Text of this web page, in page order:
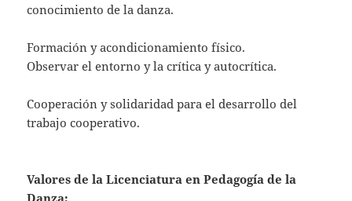
conocimiento de la danza.
Formación y acondicionamiento físico.
Observar el entorno y la crítica y autocrítica.
Cooperación y solidaridad para el desarrollo del
trabajo cooperativo.
Valores de laLicenciatura en Pedagogía de la